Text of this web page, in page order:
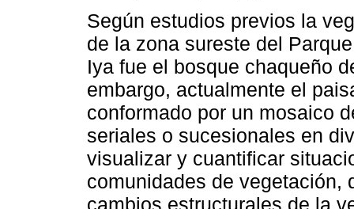
Según estudios previos la
de la zona sureste del
Iya fue el bosque chaqueño
embargo, actualmente el
conformado por un mosaico
seriales o sucesionales en
visualizar y cuantificar
comunidades de vegetación,
cambios estructurales de la